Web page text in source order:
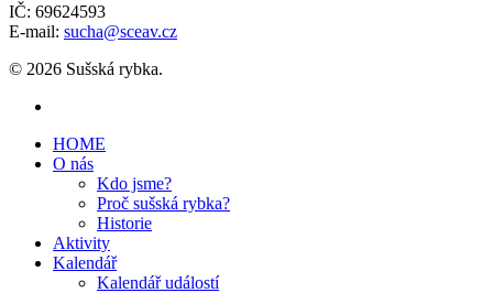
IČ: 69624593
E-mail: sucha@sceav.cz
© 2026 Sušská rybka.
HOME
O nás
Kdo jsme?
Proč sušská rybka?
Historie
Aktivity
Kalendář
Kalendář událostí